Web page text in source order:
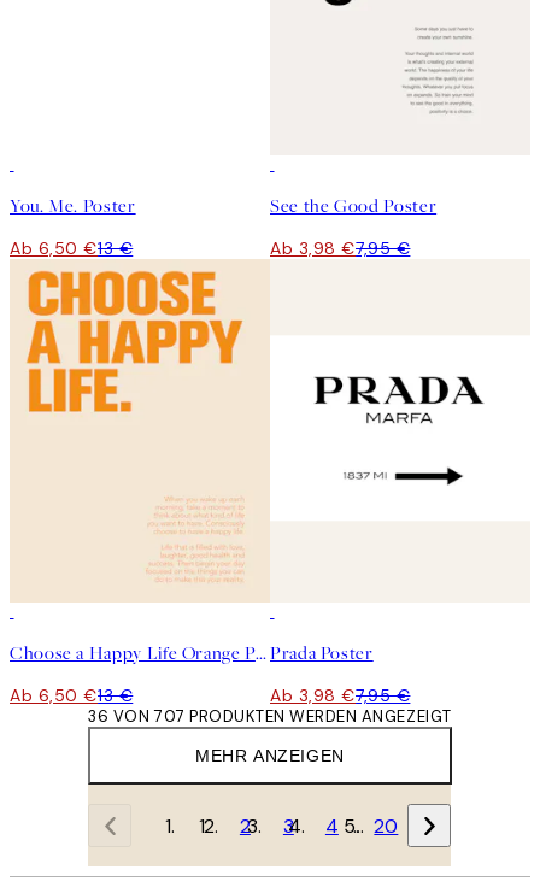
You. Me. Poster
Ab 6,50 €13 €
See the Good Poster
Ab 3,98 €7,95 €
Choose a Happy Life Orange Poster
Ab 6,50 €13 €
Prada Poster
Ab 3,98 €7,95 €
MEHR ANZEIGEN
36 VON 707 PRODUKTEN WERDEN ANGEZEIGT
1 2 3 4 … 20